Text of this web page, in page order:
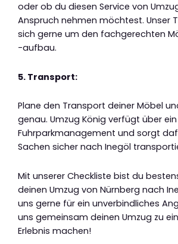
oder ob du diesen Service von
Anspruch nehmen möchtest. Unser
sich gerne um den fachgerechten
-aufbau.
5. Transport:
Plane den Transport deiner Möbel
genau. Umzug König verfügt über
Fuhrparkmanagement und sorgt
Sachen sicher nach Inegöl
Mit unserer Checkliste bist du
deinen Umzug von Nürnberg nach
uns gerne für ein unverbindliches
uns gemeinsam deinen Umzug zu
Erlebnis machen!